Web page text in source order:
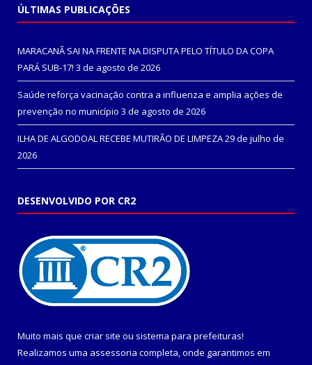
ÚLTIMAS PUBLICAÇÕES
MARACANÃ SAI NA FRENTE NA DISPUTA PELO TÍTULO DA COPA
PARÁ SUB-17! 3 de agosto de 2026
Saúde reforça vacinação contra a influenza e amplia ações de
prevenção no município 3 de agosto de 2026
ILHA DE ALGODOAL RECEBE MUTIRÃO DE LIMPEZA29 de julho de
2026
DESENVOLVIDO POR CR2
Muito mais que criar site ou sistema para prefeituras!
Realizamos uma assessoria completa, onde garantimos em